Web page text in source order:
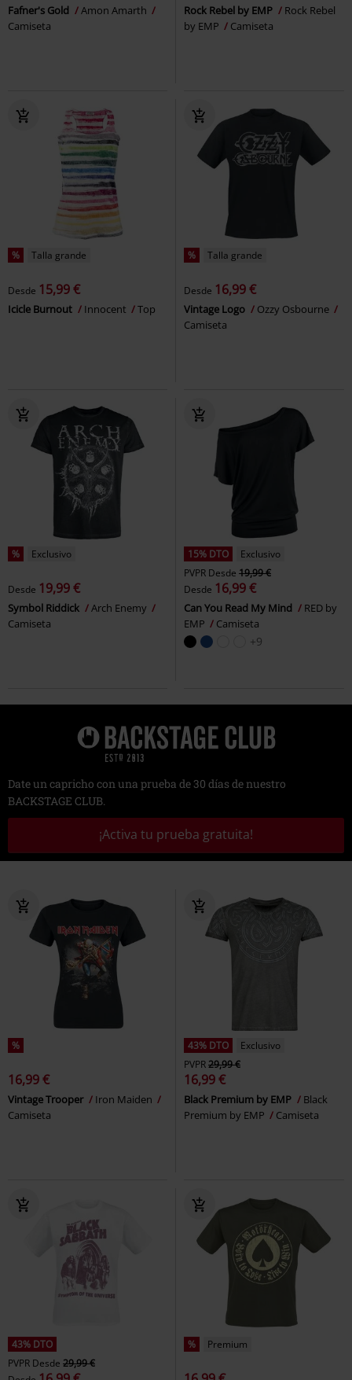
Fafner's Gold
Amon Amarth
Camiseta
Rock Rebel by EMP
Rock Rebel
by EMP
Camiseta
% Talla grande
Desde 15,99 €
Icicle Burnout Innocent Top
% Talla grande
Desde 16,99 €
Vintage Logo
Ozzy Osbourne
Camiseta
% Exclusivo
Desde 19,99 €
Symbol Riddick
Arch Enemy
Camiseta
15% DTO
Exclusivo
PVPR Desde 19,99 €
Desde 16,99 €
Can You Read My Mind
RED by
EMP
Camiseta
+9
Date un capricho con una prueba de 30 días de nuestro
BACKSTAGE CLUB.
¡Activa tu prueba gratuita!
%
16,99 €
Vintage Trooper
Iron Maiden
Camiseta
43% DTO
Exclusivo
PVPR29,99 €
16,99 €
Black Premium by EMP
Black
Premium by EMP
Camiseta
43% DTO
PVPR Desde 29,99 €
% Premium